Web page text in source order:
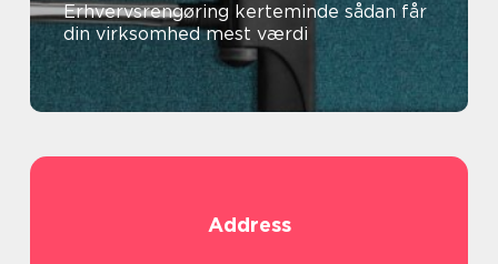
Erhvervsrengøring kerteminde sådan får
din virksomhed mest værdi
Address